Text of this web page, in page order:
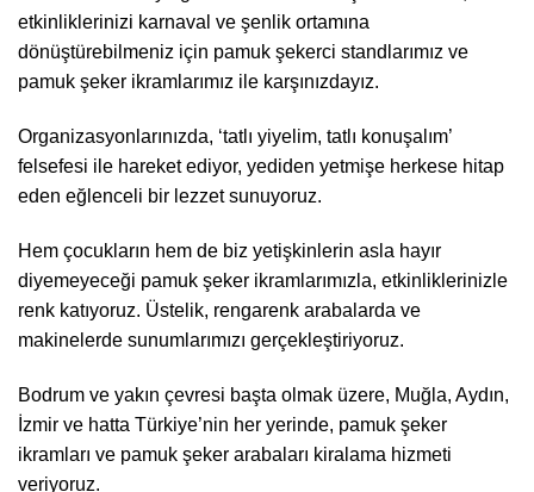
etkinliklerinizi karnaval ve şenlik ortamına
dönüştürebilmeniz için pamuk şekerci standlarımız ve
pamuk şeker ikramlarımız ile karşınızdayız.
Organizasyonlarınızda, ‘tatlı yiyelim, tatlı konuşalım’
felsefesi ile hareket ediyor, yediden yetmişe herkese hitap
eden eğlenceli bir lezzet sunuyoruz.
Hem çocukların hem de biz yetişkinlerin asla hayır
diyemeyeceği pamuk şeker ikramlarımızla, etkinliklerinizle
renk katıyoruz. Üstelik, rengarenk arabalarda ve
makinelerde sunumlarımızı gerçekleştiriyoruz.
Bodrum ve yakın çevresi başta olmak üzere, Muğla, Aydın,
İzmir ve hatta Türkiye’nin her yerinde, pamuk şeker
ikramları ve pamuk şeker arabaları kiralama hizmeti
veriyoruz.